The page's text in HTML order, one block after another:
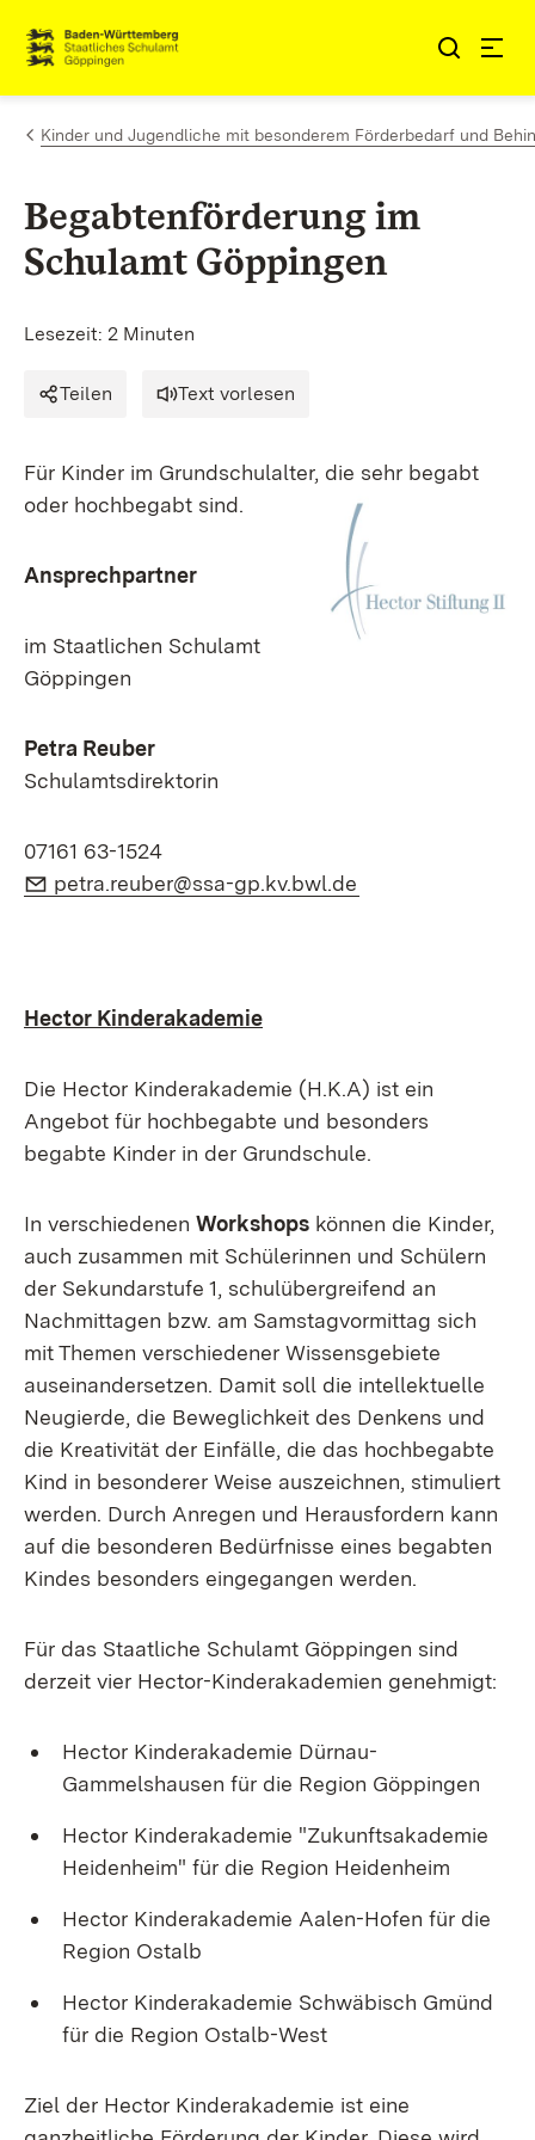
Zum Inhalt springen
Link zur Startseite
Kinder und Jugendliche mit besonderem Förderbedarf und
Begabtenförderung im
Schulamt Göppingen
Lesezeit: 2 Minuten
Teilen Text vorlesen
Für Kinder im Grundschulalter, die sehr begabt
oder hochbegabt sind.
Ansprechpartner
im Staatlichen Schulamt
Göppingen
Petra Reuber
Schulamtsdirektorin
07161 63-1524
E-Mail:
petra.reuber@ssa-gp.kv.bwl.de
Hector Kinderakademie
Die Hector Kinderakademie (H.K.A) ist ein
Angebot für hochbegabte und besonders
begabte Kinder in der Grundschule.
In verschiedenen Workshops können die Kinder,
auch zusammen mit Schülerinnen und Schülern
der Sekundarstufe 1, schulübergreifend an
Nachmittagen bzw. am Samstagvormittag sich
mit Themen verschiedener Wissensgebiete
auseinandersetzen. Damit soll die intellektuelle
Neugierde, die Beweglichkeit des Denkens und
die Kreativität der Einfälle, die das hochbegabte
Kind in besonderer Weise auszeichnen, stimuliert
werden. Durch Anregen und Herausfordern kann
auf die besonderen Bedürfnisse eines begabten
Kindes besonders eingegangen werden.
Für das Staatliche Schulamt Göppingen sind
derzeit vier Hector-Kinderakademien genehmigt:
Hector Kinderakademie Dürnau-
Gammelshausen für die Region Göppingen
Hector Kinderakademie "Zukunftsakademie
Heidenheim" für die Region Heidenheim
Hector Kinderakademie Aalen-Hofen für die
Region Ostalb
Hector Kinderakademie Schwäbisch Gmünd
für die Region Ostalb-West
Ziel der Hector Kinderakademie ist eine